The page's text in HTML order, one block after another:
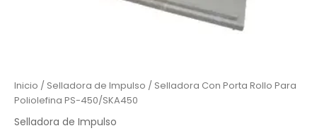
Inicio / Selladora de Impulso / Selladora Con Porta Rollo Para
Poliolefina PS-450/SKA450
Selladora de Impulso